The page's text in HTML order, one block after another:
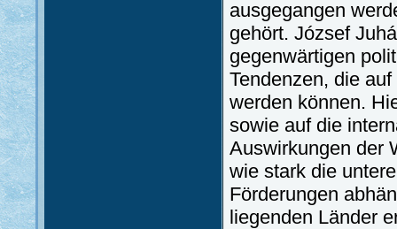
ausgegangen
gehört. József
gegenwärtigen
Tendenzen, die
werden können.
sowie auf die
Auswirkungen der
wie stark die
Förderungen
liegenden Länder